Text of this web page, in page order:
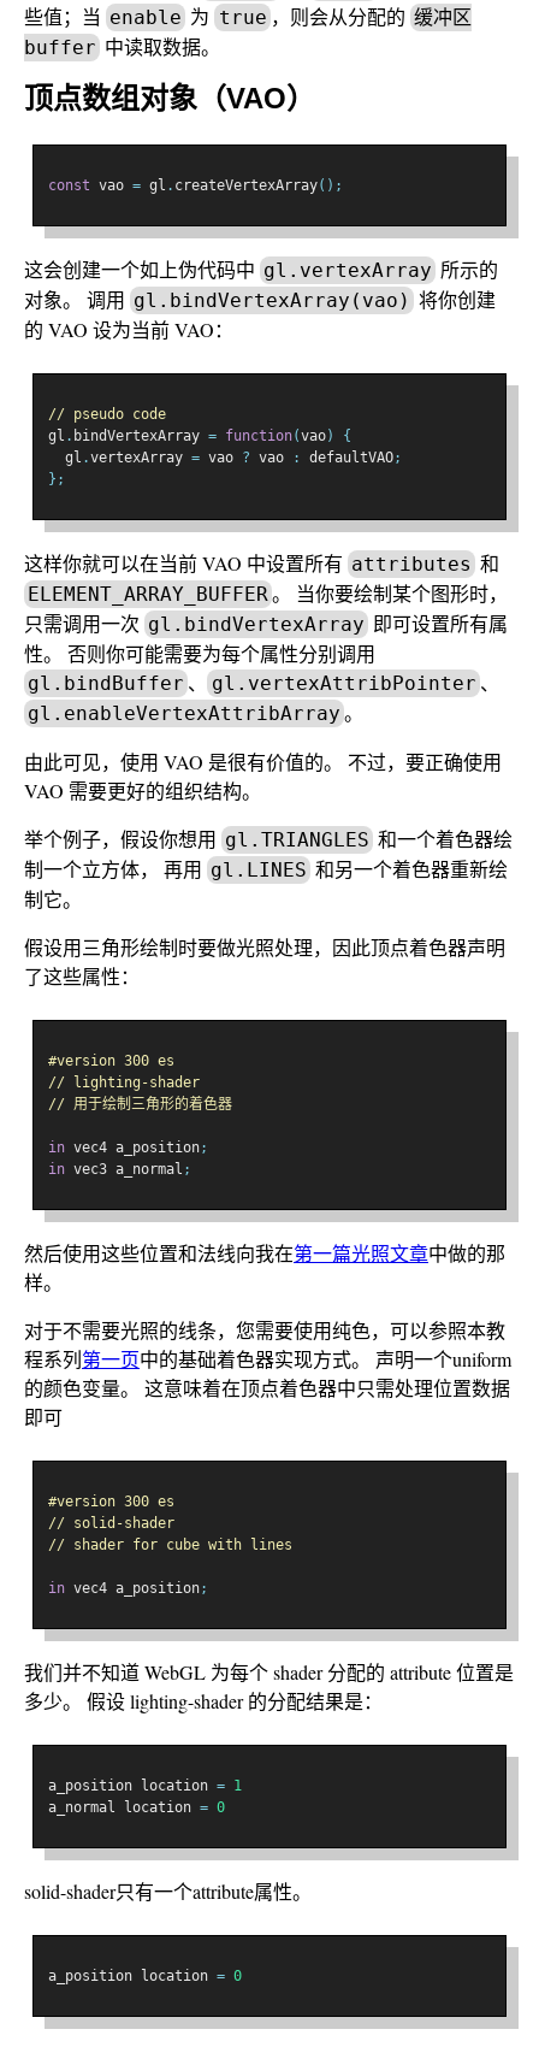
些值；当 enable 为 true，则会从分配的 缓冲区
buffer 中读取数据。
顶点数组对象（VAO）
const vao = gl . createVertexArray();
这会创建一个如上伪代码中 gl.vertexArray 所示的
对象。 调用 gl.bindVertexArray(vao) 将你创建
的 VAO 设为当前 VAO：
// pseudo code
gl . bindVertexArray = function(vao)
{
  gl
.vertexArray = vao ? vao : defaultVAO;
};
这样你就可以在当前 VAO 中设置所有 attributes 和
ELEMENT_ARRAY_BUFFER。 当你要绘制某个图形时，
只需调用一次 gl.bindVertexArray 即可设置所有属
性。 否则你可能需要为每个属性分别调用
gl.bindBuffer 、 gl.vertexAttribPointer、
gl.enableVertexAttribArray 。
由此可见，使用 VAO 是很有价值的。 不过，要正确使用
VAO 需要更好的组织结构。
举个例子，假设你想用 gl.TRIANGLES 和一个着色器绘
制一个立方体， 再用 gl.LINES 和另一个着色器重新绘
制它。
假设用三角形绘制时要做光照处理，因此顶点着色器声明
了这些属性：
#version 300 es
// lighting-shader
// 用于绘制三角形的着色器
in vec4 a_position;
in vec3 a_normal ;
然后使用这些位置和法线向我在第一篇光照文章中做的那
样。
对于不需要光照的线条，您需要使用纯色，可以参照本教
程系列第一页中的基础着色器实现方式。 声明一个uniform
的颜色变量。 这意味着在顶点着色器中只需处理位置数据
即可
#version 300 es
// solid-shader
// shader for cube with lines
in vec4 a_position;
我们并不知道 WebGL 为每个 shader 分配的 attribute 位置是
多少。 假设 lighting-shader 的分配结果是：
a_position location = 1
a_normal location = 0
solid-shader只有一个attribute属性。
a_position location = 0